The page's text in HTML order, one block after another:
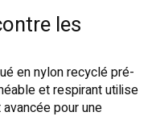
les
en nylon recyclé pré-
et respirant utilise
pour une